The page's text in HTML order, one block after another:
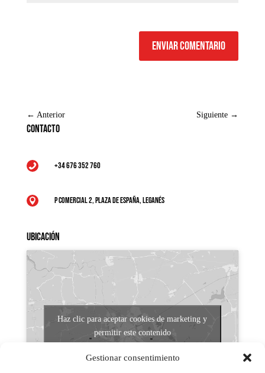
Gestionar consentimiento
Enviar comentario
← Anterior Siguiente →
Contacto
 +34 676 352 760
 P Comercial 2, Plaza de España, Leganés
Ubicación
Haz clic para aceptar cookies de marketing y
permitir este contenido